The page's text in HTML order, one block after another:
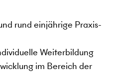
rund einjährige Praxis-
Weiterbildung
im Bereich der